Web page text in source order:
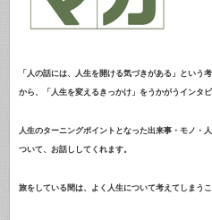
「人の話には、人生を開ける気づきがある」という
から、「人生を変えるきっかけ」をうかがうインタビ
人生のターニングポイントとなった出来事・モノ・
ついて、お話ししてくれます。
旅をしている間は、よく人生について考えてしまうこ